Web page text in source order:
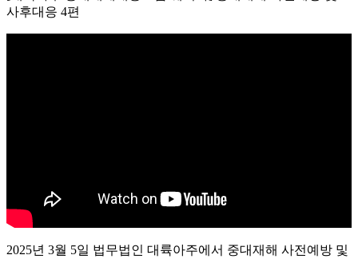
사후대응 4편
2025년 3월 5일 법무법인 대륙아주에서 중대재해 사전예방 및